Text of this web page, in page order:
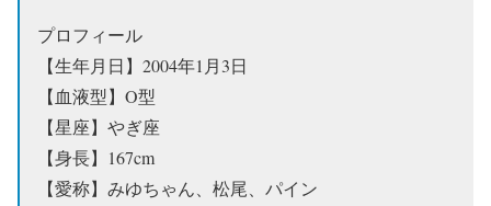
プロフィール
【生年月日】2004年1月3日
【血液型】O型
【星座】やぎ座
【身長】167cm
【愛称】みゆちゃん、松尾、パイン